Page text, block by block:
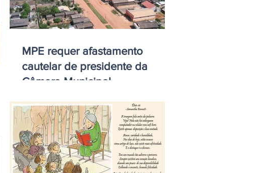
MPE requer afastamento
cautelar de presidente da
Câmara Municipal